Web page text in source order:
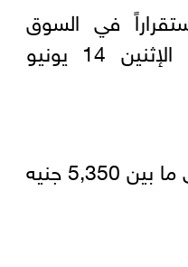
في السوق
المحلي المصري اليوم الإثنين 14 يونيو
سجل سعر الذرة البرازيلي ما بين 5,350 جنيه